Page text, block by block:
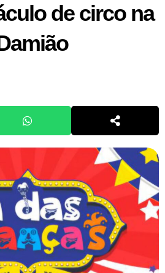
de circo na